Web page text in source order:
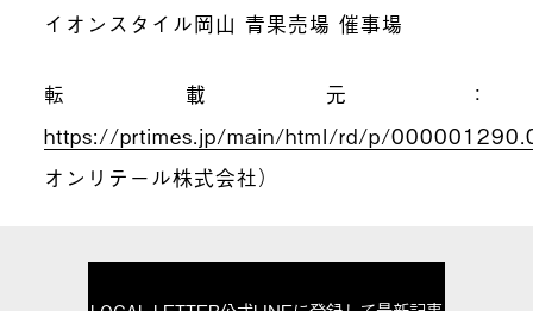
イオンスタイル岡山 青果売場 催事場
転載元：
https://prtimes.jp/main/html/rd/p/
オンリテール株式会社）